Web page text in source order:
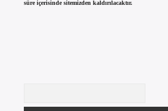
süre içerisinde sitemizden kaldırılacaktır.